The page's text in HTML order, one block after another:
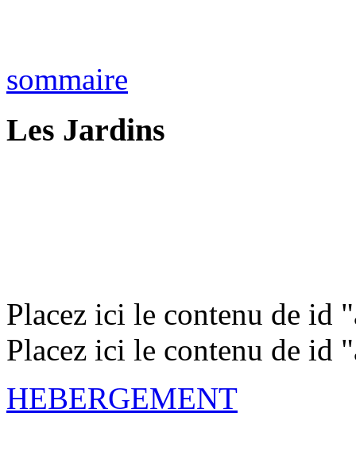
sommaire
Les Jardins
Placez ici le contenu de id
Placez ici le contenu de id
HEBERGEMENT